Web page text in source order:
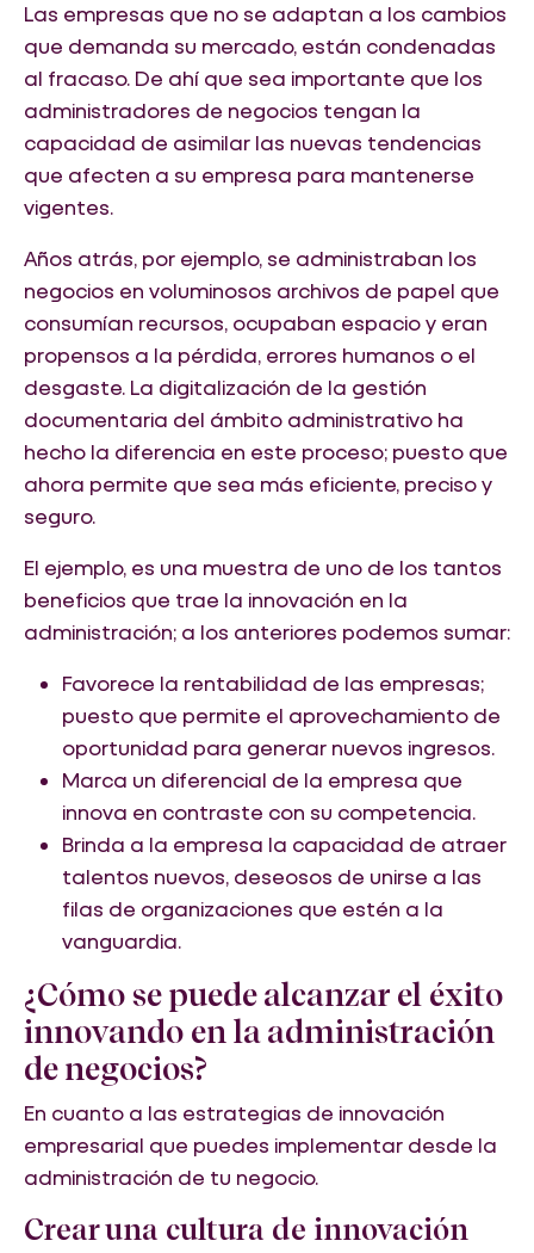
Las empresas que no se adaptan a los cambios
que demanda su mercado, están condenadas
al fracaso. De ahí que sea importante que los
administradores de negocios tengan la
capacidad de asimilar las nuevas tendencias
que afecten a su empresa para mantenerse
vigentes.
Años atrás, por ejemplo, se administraban los
negocios en voluminosos archivos de papel que
consumían recursos, ocupaban espacio y eran
propensos a la pérdida, errores humanos o el
desgaste. La digitalización de la gestión
documentaria del ámbito administrativo ha
hecho la diferencia en este proceso; puesto que
ahora permite que sea más eficiente, preciso y
seguro.
El ejemplo, es una muestra de uno de los tantos
beneficios que trae la innovación en la
administración; a los anteriores podemos sumar:
Favorece la rentabilidad de las empresas;
puesto que permite el aprovechamiento de
oportunidad para generar nuevos ingresos.
Marca un diferencial de la empresa que
innova en contraste con su competencia.
Brinda a la empresa la capacidad de atraer
talentos nuevos, deseosos de unirse a las
filas de organizaciones que estén a la
vanguardia.
¿Cómo se puede alcanzar el éxito
innovando en la administración
de negocios?
En cuanto a las estrategias de innovación
empresarial que puedes implementar desde la
administración de tu negocio.
Crear una cultura de innovación